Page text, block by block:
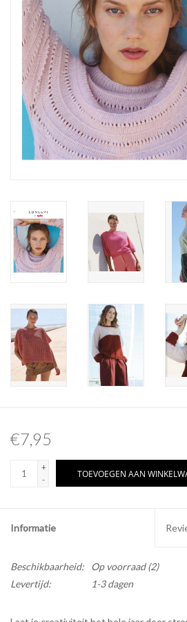
Workshops
Lifestyle
€7,95
+
-
TOEVOEGEN AAN
Informatie
Beschikbaarheid: Op voorraad(2)
Levertijd:
1-3 dagen